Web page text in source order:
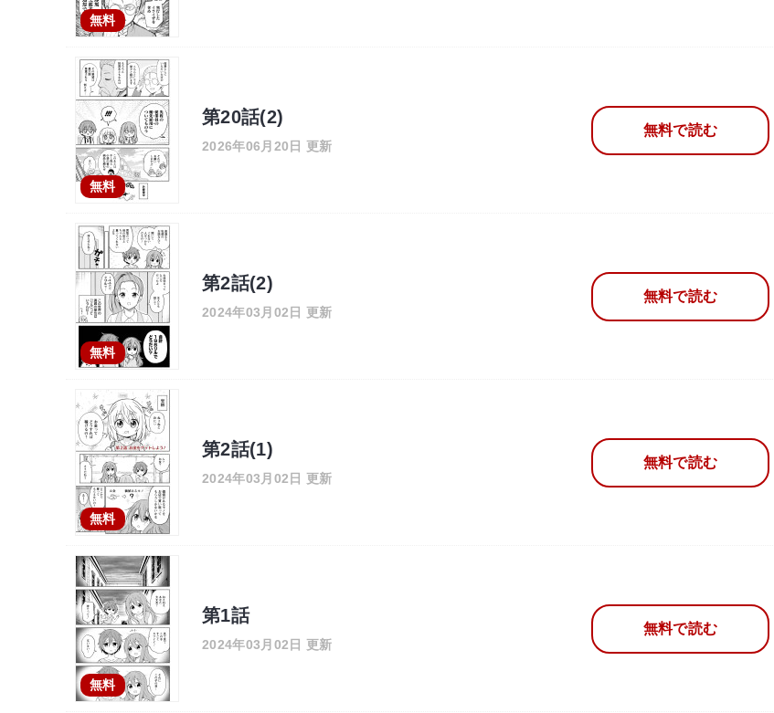
無料
無料
第20話(2)
2026年06月20日 更新
無料で読む
無料
第2話(2)
2024年03月02日 更新
無料で読む
無料
第2話(1)
2024年03月02日 更新
無料で読む
無料
第1話
2024年03月02日 更新
無料で読む